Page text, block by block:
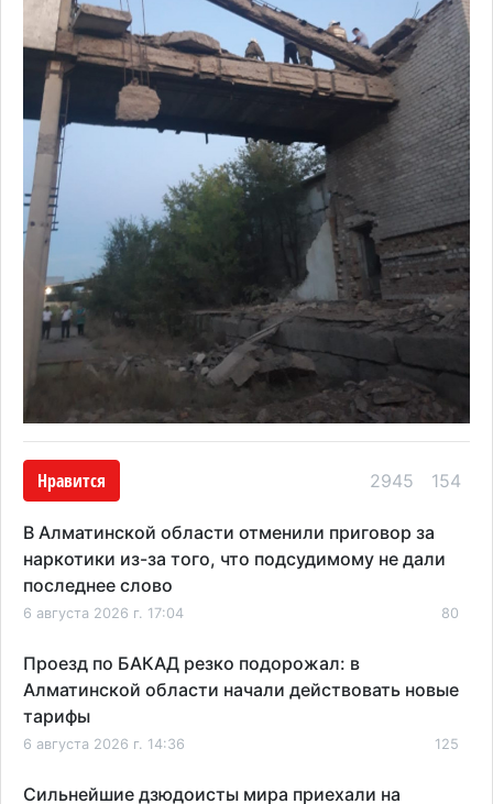
Нравится 2945 154
В Алматинской области отменили приговор за
наркотики из-за того, что подсудимому не дали
последнее слово
6 августа 2026 г. 17:04 80
Проезд по БАКАД резко подорожал: в
Алматинской области начали действовать новые
тарифы
6 августа 2026 г. 14:36 125
Сильнейшие дзюдоисты мира приехали на